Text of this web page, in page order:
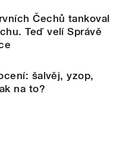
Čechů tankoval
Teď velí Správě
šalvěj, yzop,
na to?